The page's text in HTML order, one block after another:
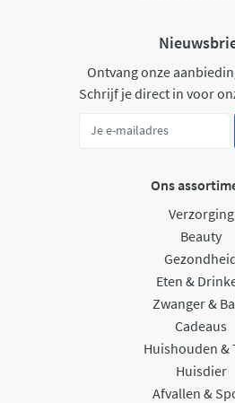
Ontvang onze
Schrijf je direct in voor
Ons
Verzorging
Beauty
Eten &
Zwanger &
Cadeaus
Huishouden &
Huisdier
Afvallen &